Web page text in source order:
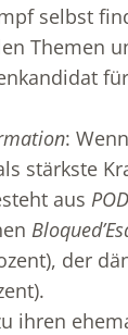
selbst
Themen
:
stärkste
aus
der
ihren